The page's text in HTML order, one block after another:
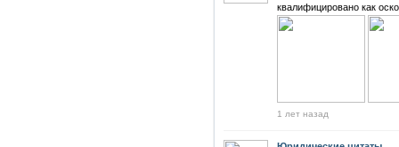
квалифицировано как
1 лет назад